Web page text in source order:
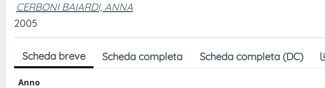
CERBONI BAIARDI, ANNA
2005
Scheda breve Scheda completa Scheda completa (DC)
Anno